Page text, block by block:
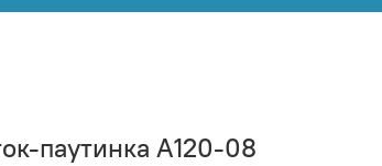
паутинка А120-08